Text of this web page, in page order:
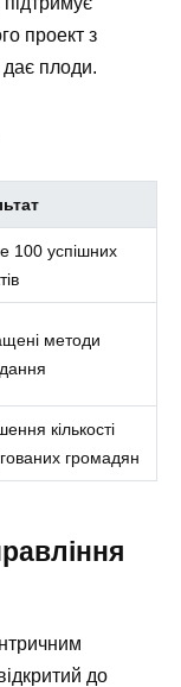
проект з
дає плоди.
100 успішних
методи
кількості
громадян
до